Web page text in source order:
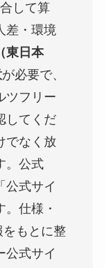
して算
差・環境
東日本
が必要で、
ツフリー
してくだ
でなく放
。公式
公式サイ
。仕様・
もとに整
公式サイ